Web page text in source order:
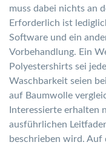
muss dabei nichts an
Erforderlich ist
Software und ein
Vorbehandlung. Ein
Polyestershirts sei
Waschbarkeit seien
auf Baumwolle
Interessierte erhalten
ausführlichen
beschrieben wird. Auf